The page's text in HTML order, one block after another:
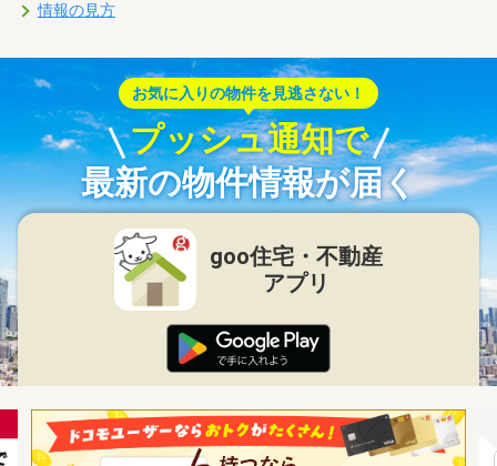
情報の見方
お気に入りの物件を見逃さない！
プッシュ通知で
最新の物件情報が届く
goo住宅・不動産
アプリ